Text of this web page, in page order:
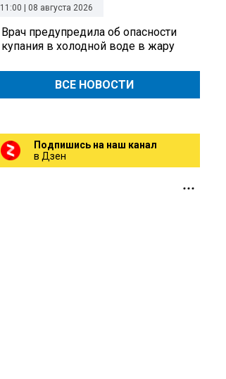
11:00 | 08 августа 2026
Врач предупредила об опасности
купания в холодной воде в жару
ВСЕ НОВОСТИ
Подпишись на наш канал
в Дзен